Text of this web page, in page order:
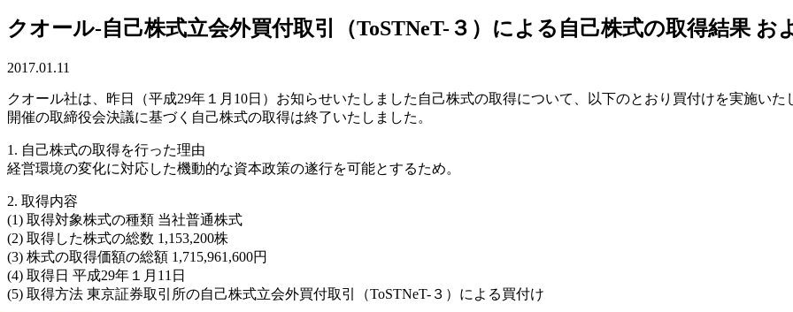
クオール-自己株式立会外買付取引（ToSTNeT-３）による自己株式の取得結果
2017.01.11
クオール社は、昨日（平成29年１月10日）お知らせいたしました自己株式の取得について、以下のとおり買付けを実施い
開催の取締役会決議に基づく自己株式の取得は終了いたしました。
1. 自己株式の取得を行った理由
経営環境の変化に対応した機動的な資本政策の遂行を可能とするため。
2. 取得内容
(1) 取得対象株式の種類 当社普通株式
(2) 取得した株式の総数 1,153,200株
(3) 株式の取得価額の総額 1,715,961,600円
(4) 取得日 平成29年１月11日
(5) 取得方法 東京証券取引所の自己株式立会外買付取引（ToSTNeT-３）による買付け